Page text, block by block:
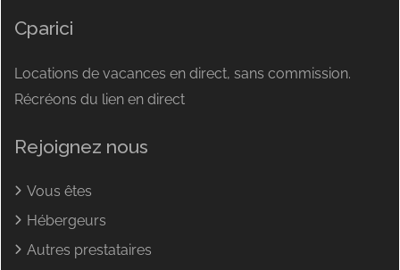
Cparici
Locations de vacances en direct, sans commission.
Récréons du lien en direct
Rejoignez nous
Vous êtes
Hébergeurs
Autres prestataires